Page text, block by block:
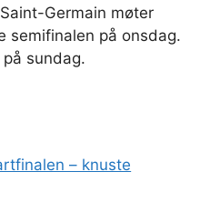
Germain møter
semifinalen på onsdag.
sundag.
– knuste